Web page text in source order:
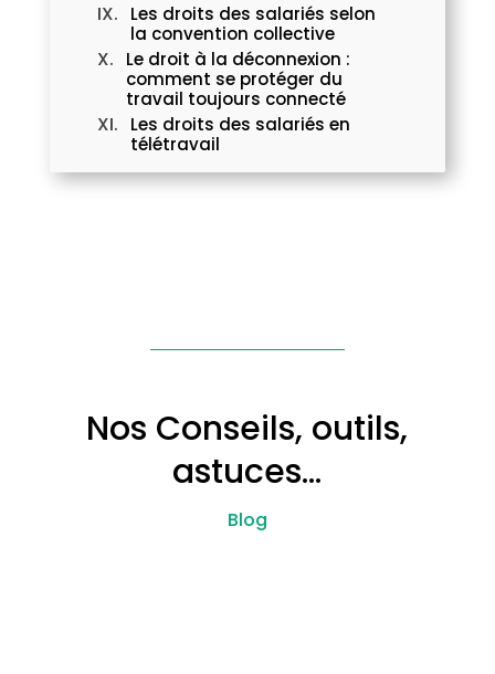
Les droits des salariés selon
la convention collective
Le droit à la déconnexion :
comment se protéger du
travail toujours connecté
Les droits des salariés en
télétravail
Nos Conseils, outils,
astuces…
Blog